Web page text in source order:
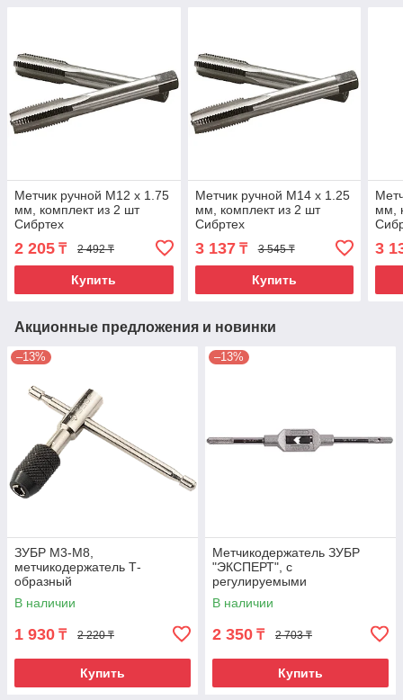
Метчик ручной М12 х 1.75
мм, комплект из 2 шт
Сибртех
2 205 ₸ 2 492 ₸
Купить
Метчик ручной М14 х 1.25
мм, комплект из 2 шт
Сибртех
3 137₸ 3 545 ₸
Купить
мм,
3
Акционные предложения и новинки
–13%
ЗУБР М3-М8,
метчикодержатель Т-
образный
В наличии
1 930 ₸ 2 220 ₸
Купить
–13%
Метчикодержатель ЗУБР
"ЭКСПЕРТ", с
регулируемыми
вкладышами, №1 М1-М10 L-
188мм
В наличии
2 350 ₸ 2 703 ₸
Купить